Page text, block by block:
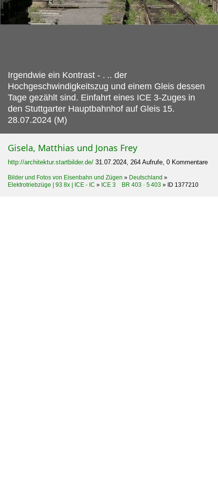
Irgendwie ein Kontrast - . .. der
Hochgeschwindigkeitszug und einem Gleis dessen
Tage gezählt sind. Einfahrt eines ICE 3-Zuges in
den Stuttgarter Hauptbahnhof auf Gleis 15.
28.07.2024 (M)
Gisela, Matthias und Jonas Frey
http://architektur.startbilder.de/ 31.07.2024, 264 Aufrufe, 0 Kommentare
Bilder und Fotos von Eisenbahn und Zügen » Deutschland »
Elektrotriebzüge | 93 8x | ICE - IC » ICE 3 BR 403 · 5 403 » ID 1377210